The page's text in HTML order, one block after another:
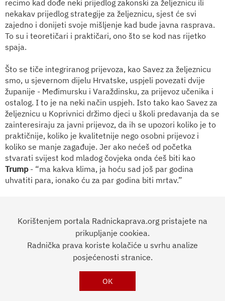
recimo kad dođe neki prijedlog zakonski za željeznicu ili
nekakav prijedlog strategije za željeznicu, sjest će svi
zajedno i donijeti svoje mišljenje kad bude javna rasprava.
To su i teoretičari i praktičari, ono što se kod nas rijetko
spaja.
Što se tiče integriranog prijevoza, kao Savez za željeznicu
smo, u sjevernom dijelu Hrvatske, uspjeli povezati dvije
županije - Međimursku i Varaždinsku, za prijevoz učenika i
ostalog. I to je na neki način uspjeh. Isto tako kao Savez za
željeznicu u Koprivnici držimo djeci u školi predavanja da se
zainteresiraju za javni prijevoz, da ih se upozori koliko je to
praktičnije, koliko je kvalitetnije nego osobni prijevoz i
koliko se manje zagađuje. Jer ako nećeš od početka
stvarati svijest kod mladog čovjeka onda ćeš biti kao
Trump- “ma kakva klima, ja hoću sad još par godina
uhvatiti para, ionako ću za par godina biti mrtav.”
tj. kako bi sindikati trebali osnovati stranku ili više
surađivati s političkim strankama. Što vi mislite o tome?
Sindikati se često predstavljaju kao jako apolitični, a točno
željeznici nego i u ostalim sindikatima. A što je sindikat
nego politika?! Samo što kod nas općenito u društvu vlada
Korištenjem portala Radnickaprava.org pristajete na
prikupljanje cookiea.
Radnička prava koriste kolačiće u svrhu analize
posjećenosti stranice.
OK